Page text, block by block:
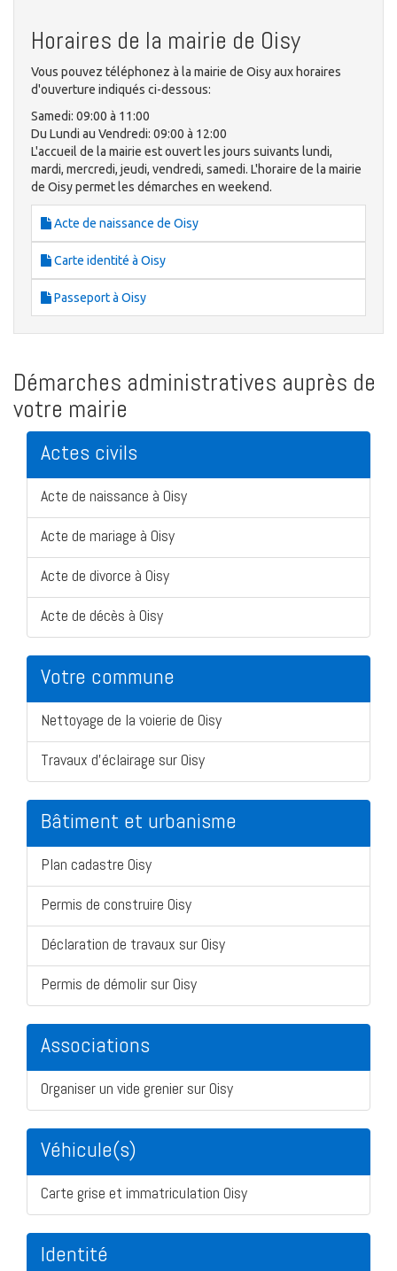
Horaires de la mairie de Oisy
Vous pouvez téléphonez à la mairie de Oisy aux horaires
d'ouverture indiqués ci-dessous:
Samedi: 09:00 à 11:00
Du Lundi au Vendredi: 09:00 à 12:00
L'accueil de la mairie est ouvert les jours suivants lundi,
mardi, mercredi, jeudi, vendredi, samedi. L'horaire de la mairie
de Oisy permet les démarches en weekend.
Acte de naissance de Oisy
Carte identité à Oisy
Passeport à Oisy
Démarches administratives auprès de
votre mairie
Actes civils
Acte de naissance à Oisy
Acte de mariage à Oisy
Acte de divorce à Oisy
Acte de décès à Oisy
Votre commune
Nettoyage de la voierie de Oisy
Travaux d'éclairage sur Oisy
Bâtiment et urbanisme
Plan cadastre Oisy
Permis de construire Oisy
Déclaration de travaux sur Oisy
Permis de démolir sur Oisy
Associations
Organiser un vide grenier sur Oisy
Véhicule(s)
Carte grise et immatriculation Oisy
Identité